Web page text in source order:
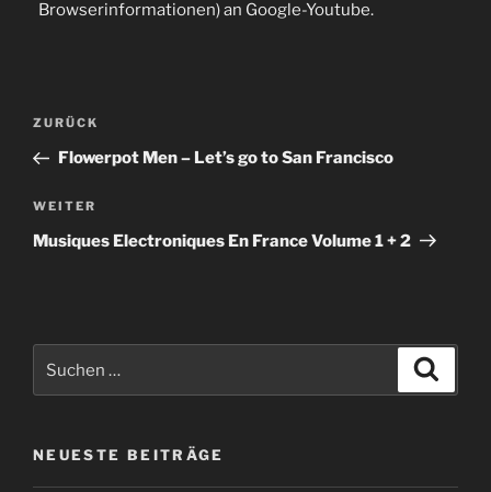
Browserinformationen) an Google-Youtube.
Beitragsnavigation
Vorheriger
Beitrag
ZURÜCK
Flowerpot Men – Let’s go to San Francisco
Nächster
Beitrag
WEITER
Musiques Electroniques En France Volume 1 + 2
nach:
NEUESTE BEITRÄGE